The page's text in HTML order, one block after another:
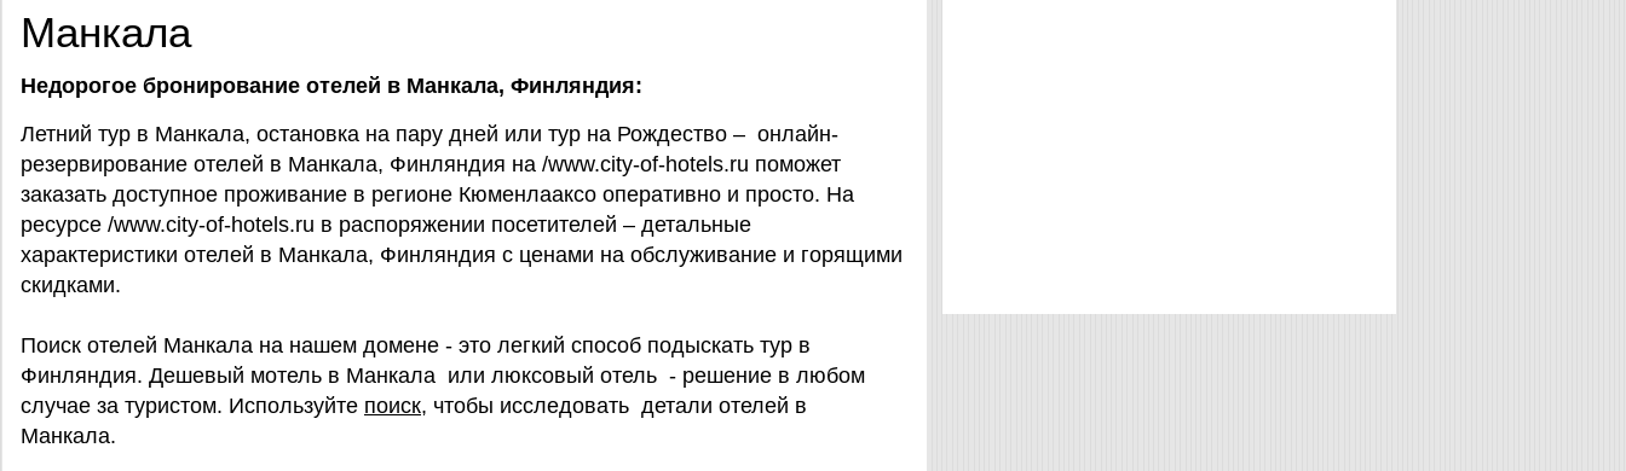
Манкала
Недорогое бронирование отелей в Манкала, Финляндия:
Летний тур в Манкала, остановка на пару дней или тур на Рождество – онлайн-
резервирование отелей в Манкала, Финляндия на /www.city-of-hotels.ru поможет
заказать доступное проживание в регионе Кюменлааксо оперативно и просто. На
ресурсе /www.city-of-hotels.ru в распоряжении посетителей – детальные
характеристики отелей в Манкала, Финляндия с ценами на обслуживание и горящими
скидками.
Поиск отелей Манкала на нашем домене - это легкий способ подыскать тур в
Финляндия. Дешевый мотель в Манкала или люксовый отель - решение в любом
случае за туристом. Используйте поиск, чтобы исследовать детали отелей в
Манкала.